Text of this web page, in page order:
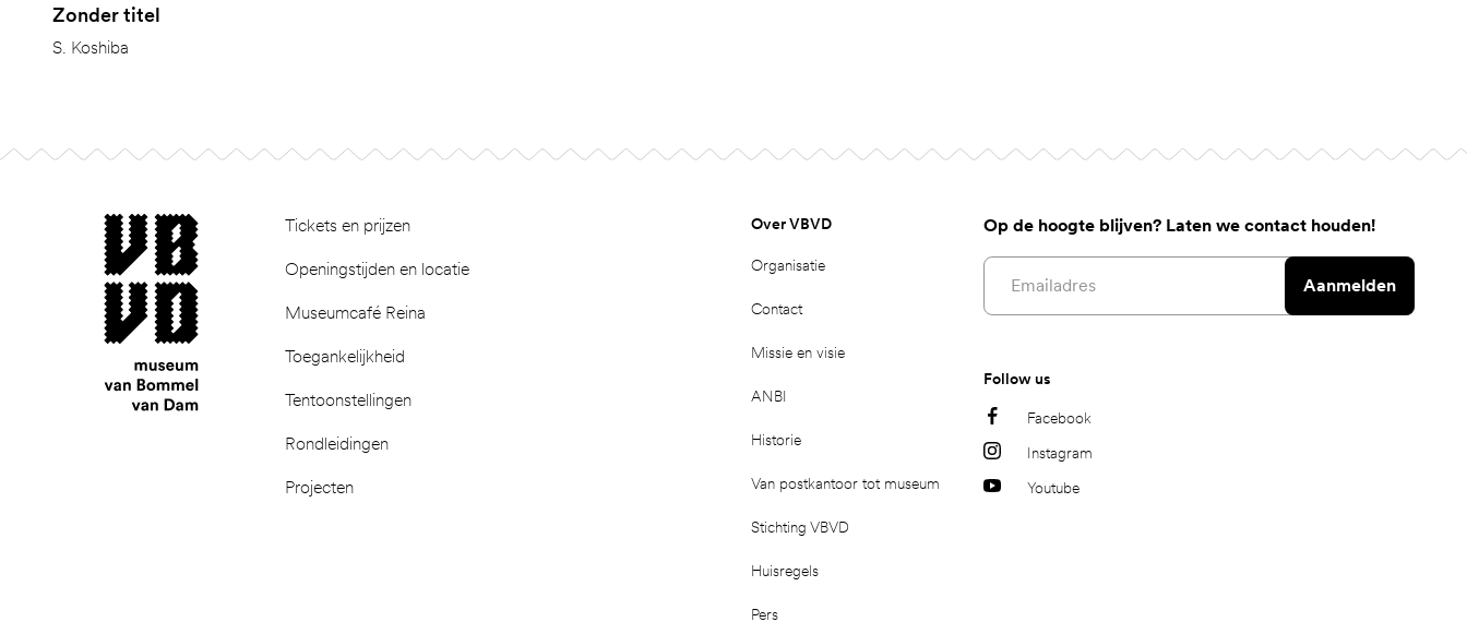
Zonder titel
S. Koshiba
Tickets en prijzen
Openingstijden en locatie
Museumcafé Reina
Toegankelijkheid
Tentoonstellingen
Rondleidingen
Projecten
museum van Bommel van Dam Over VBVD
Organisatie
Contact
Missie en visie
ANBI
Historie
Van postkantoor tot museum
Stichting VBVD
Huisregels
Pers
Op de hoogte blijven? Laten we contact houden!
Email address
Aanmelden
Follow us
Facebook
Instagram
Youtube